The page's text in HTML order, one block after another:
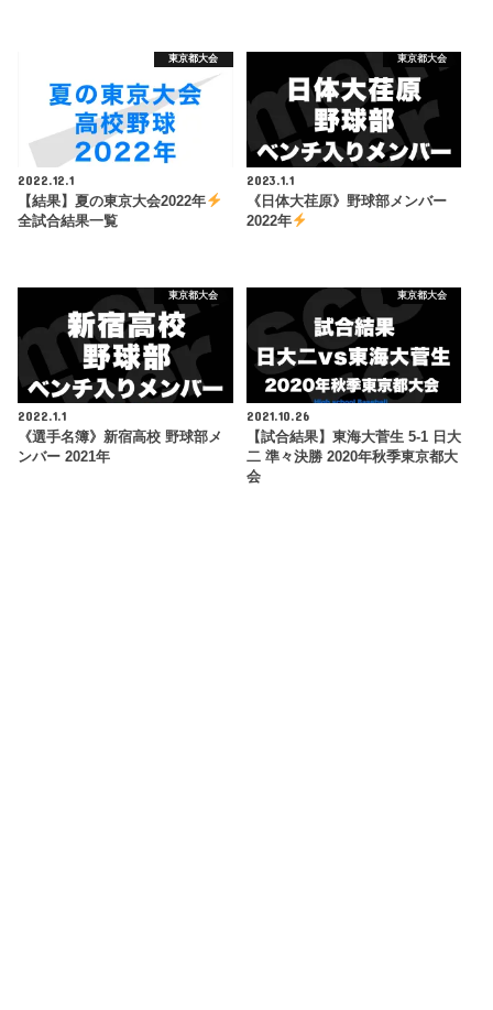
東京都大会
2022.12.1
【結果】夏の東京大会2022年
全試合結果一覧
東京都大会
2023.1.1
《日体大荏原》野球部メンバー
2022年
東京都大会
2022.1.1
《選手名簿》新宿高校 野球部メ
ンバー 2021年
東京都大会
2021.10.26
【試合結果】東海大菅生 5-1 日大
二 準々決勝 2020年秋季東京都大
会